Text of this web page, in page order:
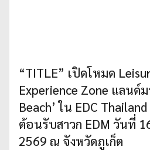
“TITLE” เปิดโหมด
Experience Zone แลนด์
Beach’ ใน EDC
ต้อนรับสาวก EDM วันที่
2569 ณ จังหวัดภูเก็ต